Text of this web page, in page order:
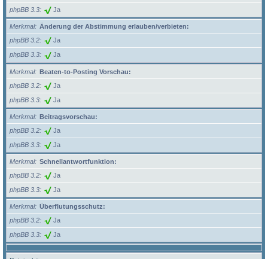
phpBB 3.3 Ja
Merkmal
Änderung der Abstimmung erlauben/verbieten:
phpBB 3.2
Ja
phpBB 3.3 Ja
Merkmal
Beaten-to-Posting Vorschau:
phpBB 3.2
Ja
phpBB 3.3 Ja
Merkmal
Beitragsvorschau:
phpBB 3.2
Ja
phpBB 3.3 Ja
Merkmal
Schnellantwortfunktion:
phpBB 3.2
Ja
phpBB 3.3 Ja
Merkmal
Überflutungsschutz:
phpBB 3.2
Ja
phpBB 3.3 Ja